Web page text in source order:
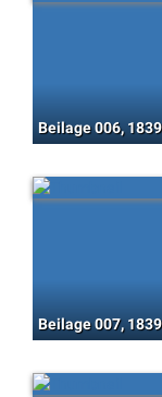
Beilage 006, 1839
Beilage 007, 1839